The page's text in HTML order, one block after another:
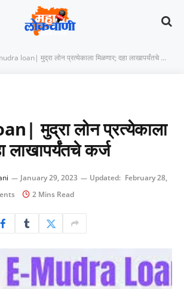
loan| मुद्रा लोन प्रत्येकाला मिळणार; दहा लाखापर्यंतचे कर्ज
मुद्रा लोन प्रत्येकाला
लाखापर्यंतचे कर्ज
January 29, 2023 Updated: February 28,
2 Mins Read